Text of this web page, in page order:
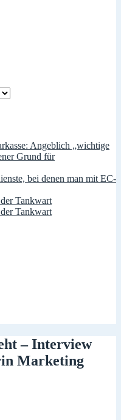
Angeblich „wichtige
Grund für
bei denen man mit EC-
Tankwart
Tankwart
– Interview
Marketing